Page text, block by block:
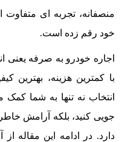
منصفانه، تجربه ای متفاوت
خود رقم زده است.
اجاره خودرو به صرفه یعنی
با کمترین هزینه، بهترین
انتخاب نه تنها به شما
جویی کنید، بلکه آرامش
دارد. در ادامه این مقاله